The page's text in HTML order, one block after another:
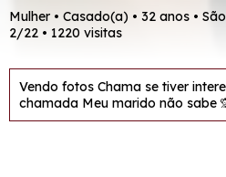
Mulher • Casado(a) • 32 anos •
2/22 • 1220 visitas
Vendo fotos Chama se tiver
chamada Meu marido não sabe